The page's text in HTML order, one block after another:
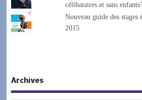
célibataires et sans
Nouveau guide des
2015
Archives